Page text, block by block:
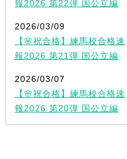
報2026 第22弾 国公立編
2026/03/09
【🌸祝合格】練馬校合格速
報2026 第21弾 国公立編
2026/03/07
【🌸祝合格】練馬校合格速
報2026 第20弾 国公立編